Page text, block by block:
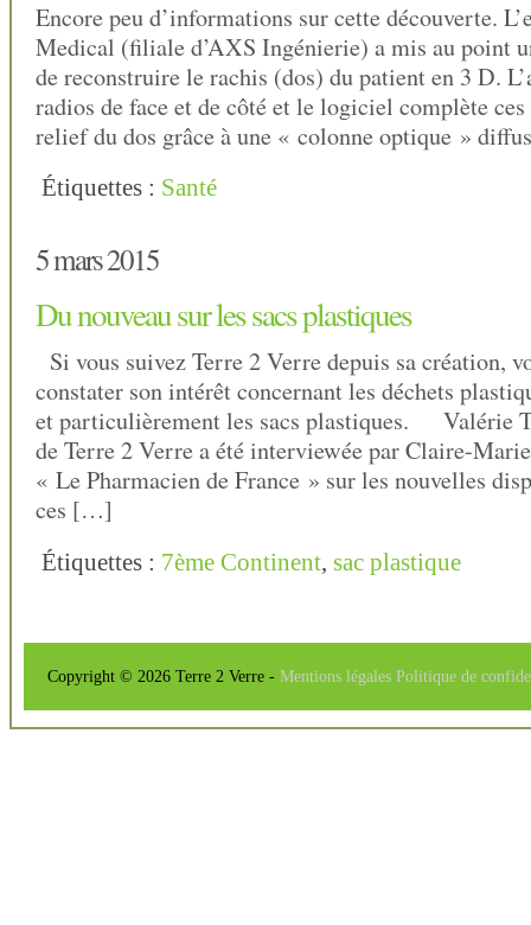
Encore peu d’informations sur cette découverte.
Medical (filiale d’AXS Ingénierie) a mis au point
de reconstruire le rachis (dos) du patient en 3 D.
radios de face et de côté et le logiciel complète ces
relief du dos grâce à une « colonne optique »
Étiquettes : Santé
5 mars 2015
Du nouveau sur les sacs plastiques
Si vous suivez Terre 2 Verre depuis sa création,
constater son intérêt concernant les déchets
et particulièrement les sacs plastiques. Valérie
de Terre 2 Verre a été interviewée par Claire-
« Le Pharmacien de France » sur les nouvelles
ces […]
Étiquettes : 7ème Continent, sac plastique
Copyright © 2026 Terre 2 Verre - Mentions légales Politique de